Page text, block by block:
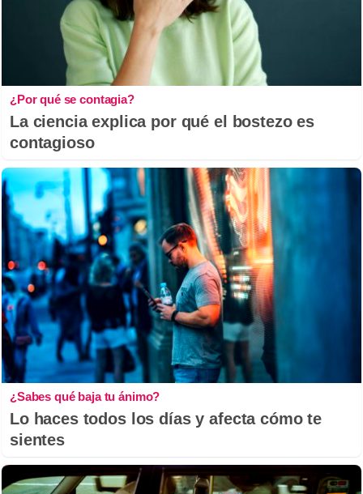
¿Por qué se contagia?
La ciencia explica por qué el bostezo es
contagioso
¿Sabes qué baja tu ánimo?
Lo haces todos los días y afecta cómo te
sientes